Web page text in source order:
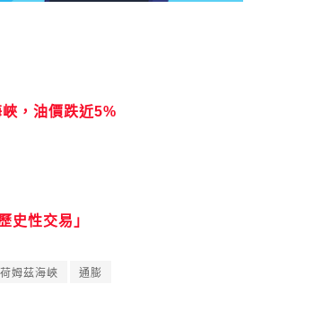
，油價跌近5%
史性交易」
荷姆茲海峽 通膨